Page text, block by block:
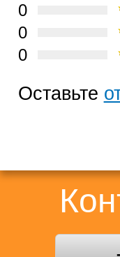
0
0
0
Оставьте